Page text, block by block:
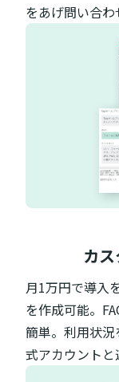
をあげ問い合わ
カ
月1万円で導入
を作成可能。
簡単。利用状
式アカウントと